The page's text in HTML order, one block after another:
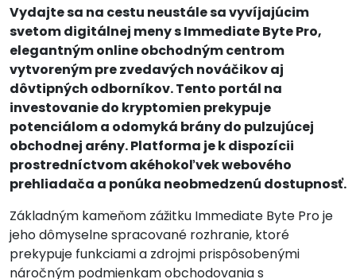
Vydajte sa na cestu neustále sa vyvíjajúcim
svetom digitálnej meny s Immediate Byte Pro,
elegantným online obchodným centrom
vytvoreným pre zvedavých nováčikov aj
dôvtipných odborníkov. Tento portál na
investovanie do kryptomien prekypuje
potenciálom a odomyká brány do pulzujúcej
obchodnej arény. Platforma je k dispozícii
prostredníctvom akéhokoľvek webového
prehliadača a ponúka neobmedzenú dostupnosť.
Základným kameňom zážitku Immediate Byte Pro je
jeho dômyselne spracované rozhranie, ktoré
prekypuje funkciami a zdrojmi prispôsobenými
náročným podmienkam obchodovania s